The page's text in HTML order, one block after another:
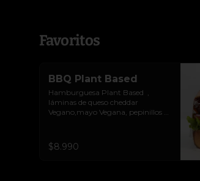
Favoritos
BBQ Plant Based
Hamburguesa Plant Based  ,
láminas de queso cheddar
Vegano,mayo Vegana, pepinillos y
tostado.(No es libre de Gluten)
$8.990